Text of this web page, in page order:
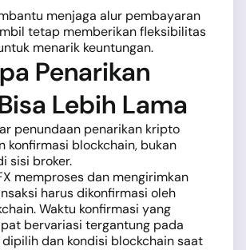
menjaga alur pembayaran
tetap memberikan fleksibilitas
menarik keuntungan.
Penarikan
Lebih Lama
penundaan penarikan kripto
konfirmasi blockchain, bukan
sisi broker.
memproses dan mengirimkan
harus dikonfirmasi oleh
Waktu konfirmasi yang
bervariasi tergantung pada
dan kondisi blockchain saat